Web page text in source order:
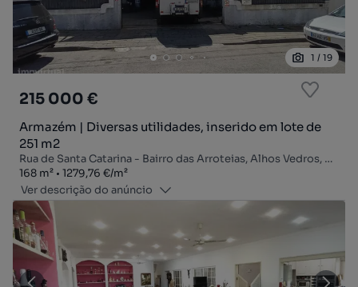
1 / 19
215 000 €
Armazém | Diversas utilidades, inserido em lote de
251 m2
Rua de Santa Catarina - Bairro das Arroteias, Alhos Vedros, Moita, Setúbal
Zona
168 m²
Preço por metro quadrado
1279,76 €/m²
Ver descrição do anúncio